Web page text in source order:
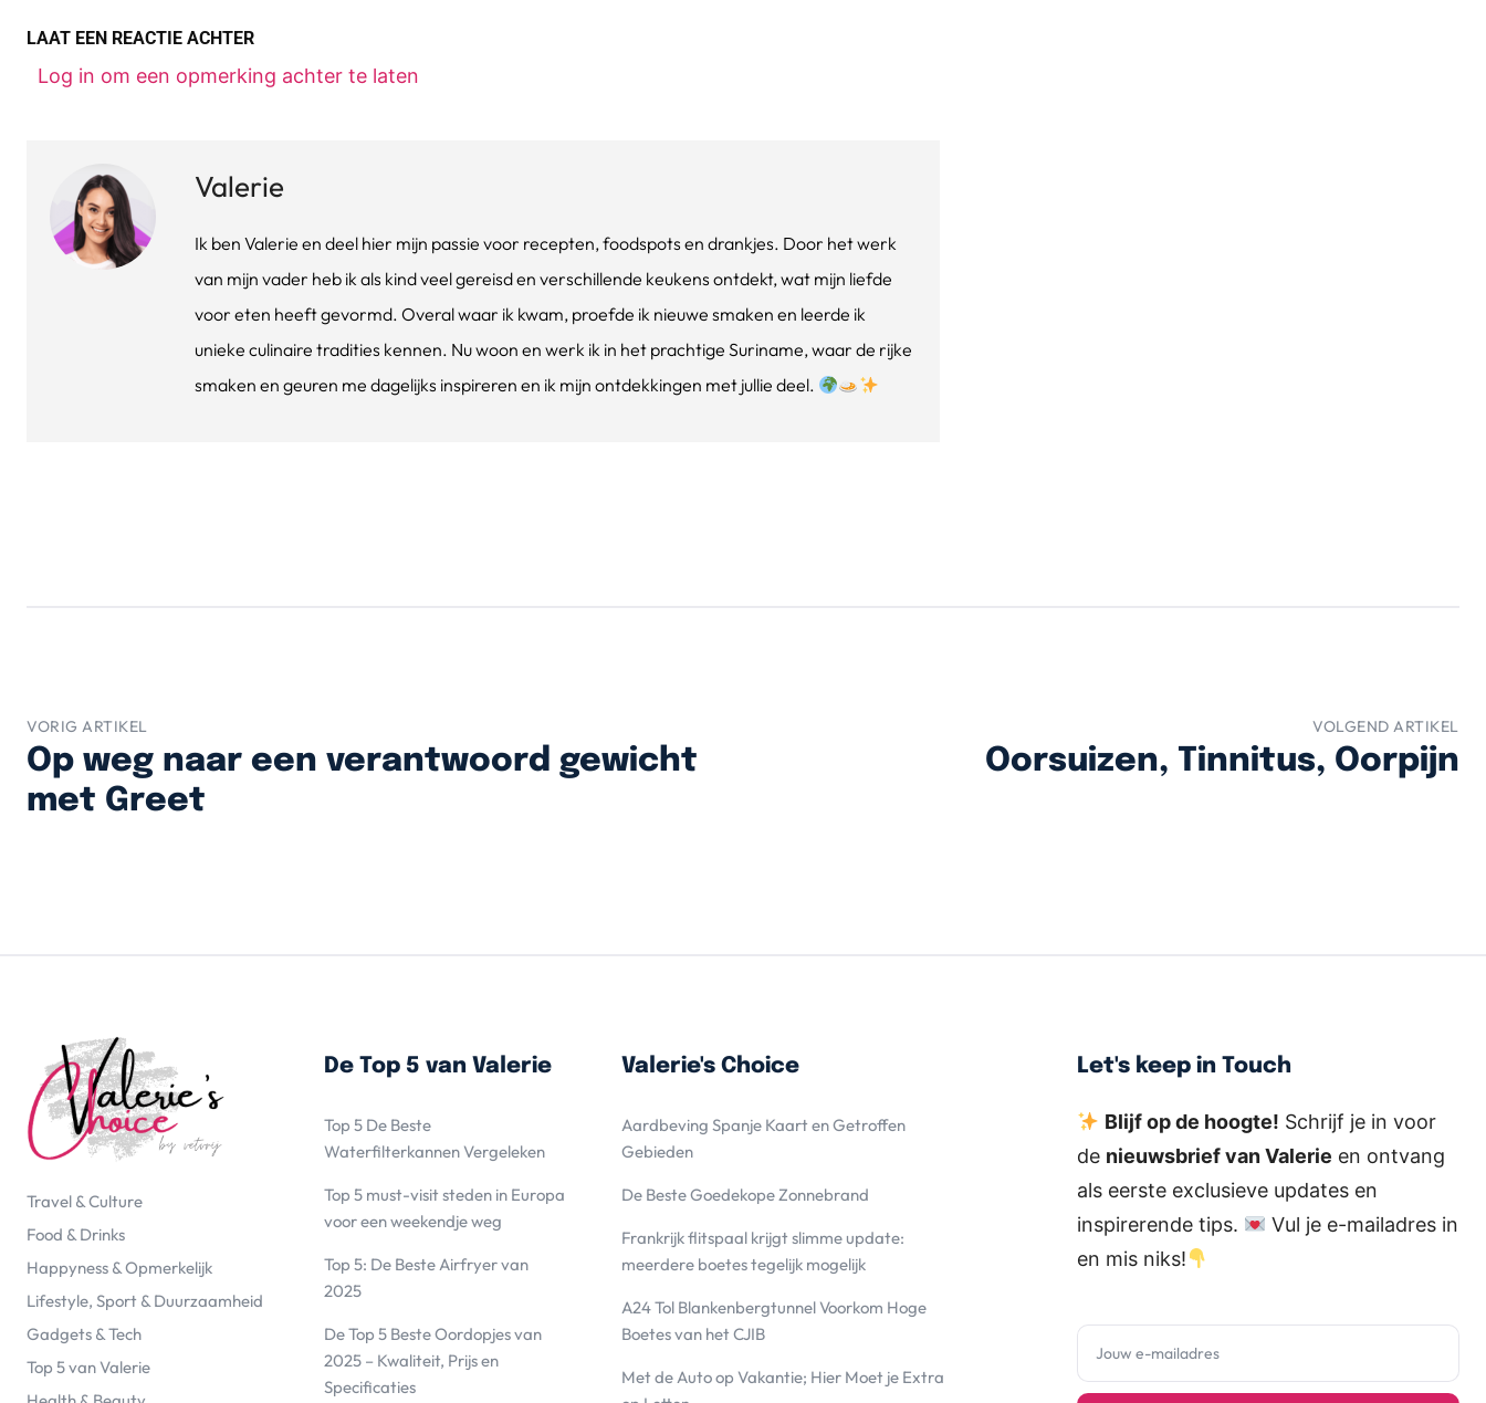
LAAT EEN REACTIE ACHTER
Log in om een opmerking achter te laten
Valerie
Ik ben Valerie en deel hier mijn passie voor recepten, foodspots en drankjes. Door het werk
van mijn vader heb ik als kind veel gereisd en verschillende keukens ontdekt, wat mijn liefde
voor eten heeft gevormd. Overal waar ik kwam, proefde ik nieuwe smaken en leerde ik
unieke culinaire tradities kennen. Nu woon en werk ik in het prachtige Suriname, waar de rijke
smaken en geuren me dagelijks inspireren en ik mijn ontdekkingen met jullie deel.
VORIG ARTIKEL
Op weg naar een verantwoord gewicht
met Greet
VOLGEND ARTIKEL
Oorsuizen, Tinnitus, Oorpijn
Travel & Culture
Food & Drinks
Happyness & Opmerkelijk
Lifestyle, Sport & Duurzaamheid
Gadgets & Tech
Top 5 van Valerie
De Top 5 van Valerie
Top 5 De Beste
Waterfilterkannen Vergeleken
Top 5 must-visit steden in Europa
voor een weekendje weg
Top 5: De Beste Airfryer van
2025
De Top 5 Beste Oordopjes van
2025 – Kwaliteit, Prijs en
Specificaties
Valerie's Choice
Aardbeving Spanje Kaart en Getroffen
Gebieden
De Beste Goedekope Zonnebrand
Frankrijk flitspaal krijgt slimme update:
meerdere boetes tegelijk mogelijk
A24 Tol Blankenbergtunnel Voorkom Hoge
Boetes van het CJIB
Met de Auto op Vakantie; Hier Moet je Extra
Let's keep in Touch
Blijf op de hoogte! Schrijf je in voor
de nieuwsbrief van Valerie en ontvang
als eerste exclusieve updates en
inspirerende tips.
Vul je e-mailadres in
en mis niks!